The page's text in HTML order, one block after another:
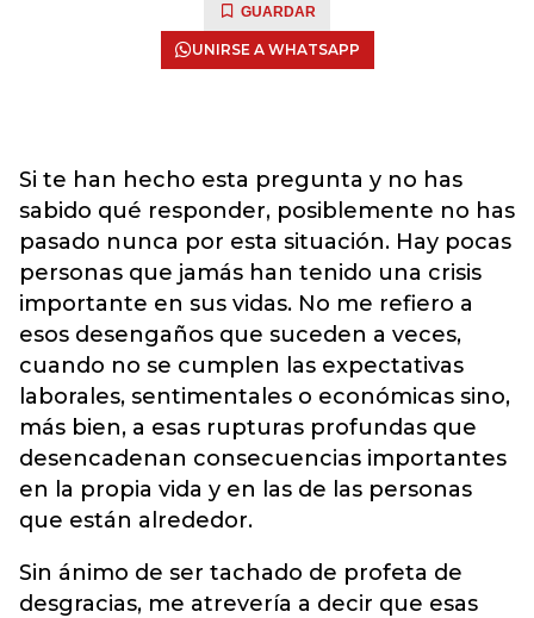
GUARDAR
UNIRSE A WHATSAPP
Si te han hecho esta pregunta y no has
sabido qué responder, posiblemente no has
pasado nunca por esta situación. Hay pocas
personas que jamás han tenido una crisis
importante en sus vidas. No me refiero a
esos desengaños que suceden a veces,
cuando no se cumplen las expectativas
laborales, sentimentales o económicas sino,
más bien, a esas rupturas profundas que
desencadenan consecuencias importantes
en la propia vida y en las de las personas
que están alrededor.
Sin ánimo de ser tachado de profeta de
desgracias, me atrevería a decir que esas